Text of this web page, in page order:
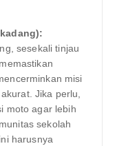
sesekali tinjau
misi
Jika perlu,
moto agar lebih
sekolah
harusnya